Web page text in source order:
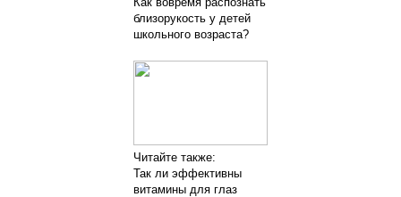
близорукость у детей
школьного возраста?
Читайте также:
Так ли эффективны
витамины для глаз